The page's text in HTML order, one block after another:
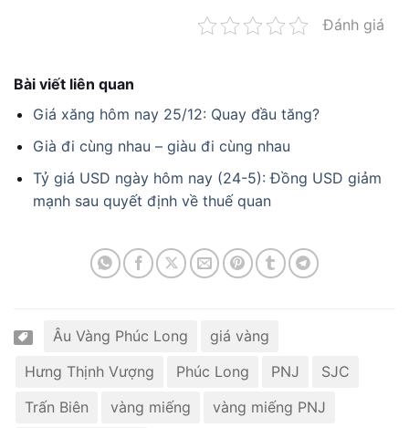
Đánh giá
Bài viết liên quan
Giá xăng hôm nay 25/12: Quay đầu tăng?
Già đi cùng nhau – giàu đi cùng nhau
Tỷ giá USD ngày hôm nay (24-5): Đồng USD giảm
mạnh sau quyết định về thuế quan
Âu Vàng Phúc Long
giá vàng
Hưng Thịnh Vượng
Phúc Long PNJ
SJC
Trấn Biên
vàng miếng
vàng miếng PNJ